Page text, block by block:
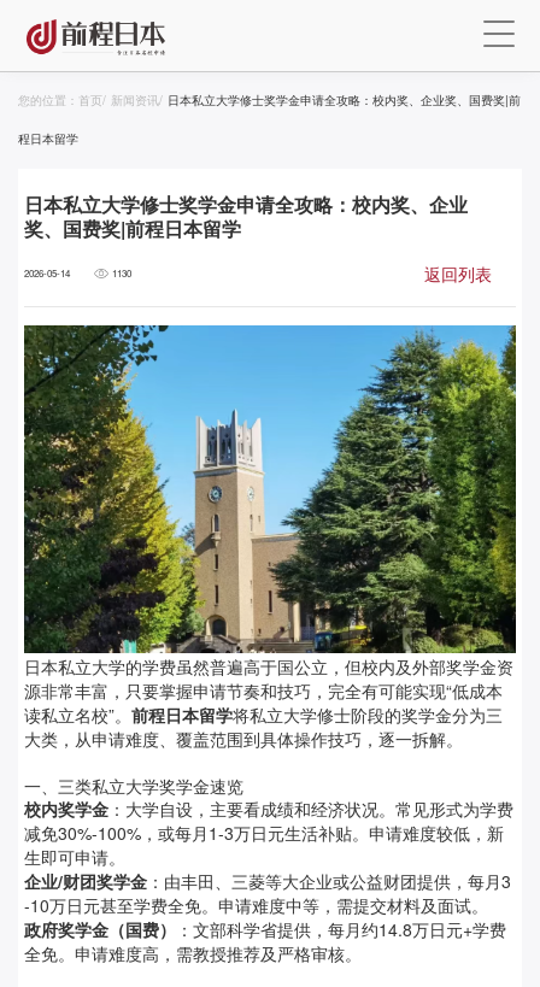
您的位置： 首页/ 新闻资讯/ 日本私立大学修士奖学金申请全攻略：校内奖、企业奖、国费奖|前
程日本留学
日本私立大学修士奖学金申请全攻略：校内奖、企业
奖、国费奖|前程日本留学
2026-05-14 1130 返回列表
日本私立大学的学费虽然普遍高于国公立，但校内及外部奖学金资
源非常丰富，只要掌握申请节奏和技巧，完全有可能实现“低成本
读私立名校”。 前程日本留学将私立大学修士阶段的奖学金分为三
大类，从申请难度、覆盖范围到具体操作技巧，逐一拆解。
一、三类私立大学奖学金速览
校内奖学金 ：大学自设，主要看成绩和经济状况。常见形式为学费
减免30%-100%，或每月1-3万日元生活补贴。申请难度较低，新
生即可申请。
企业/财团奖学金 ：由丰田、三菱等大企业或公益财团提供，每月3
-10万日元甚至学费全免。申请难度中等，需提交材料及面试。
政府奖学金（国费）
：文部科学省提供，每月约14.8万日元+学费
全免。申请难度高，需教授推荐及严格审核。